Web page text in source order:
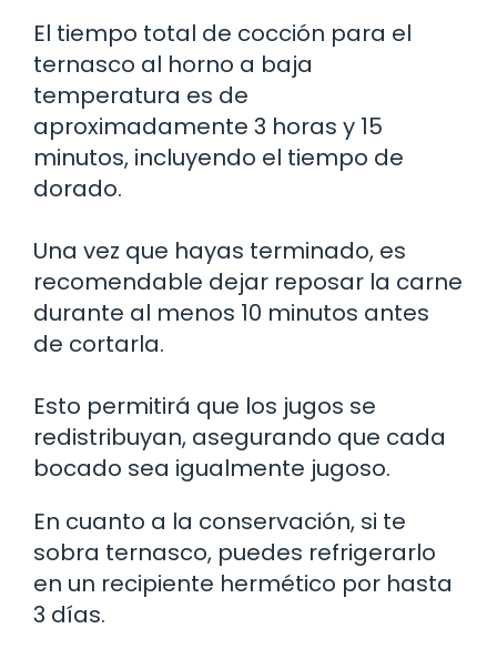
El tiempo total de cocción para el
ternasco al horno a baja
temperatura es de
aproximadamente 3 horas y 15
minutos, incluyendo el tiempo de
dorado.
Una vez que hayas terminado, es
recomendable dejar reposar la carne
durante al menos 10 minutos antes
de cortarla.
Esto permitirá que los jugos se
redistribuyan, asegurando que cada
bocado sea igualmente jugoso.
En cuanto a la conservación, si te
sobra ternasco, puedes refrigerarlo
en un recipiente hermético por hasta
3 días.